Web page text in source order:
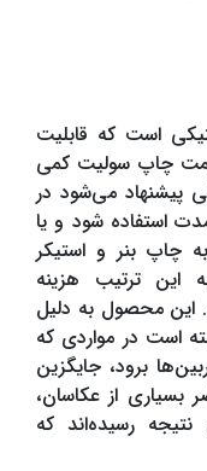
است که قابلیت
چاپ سولیت کمی
پیشنهاد می‌شود در
استفاده شود و یا
چاپ بنر و استیکر
این ترتیب هزینه
این محصول به دلیل
است در مواردی که
برود، جایگزین
از عکاسان،
رسیده‌اند که